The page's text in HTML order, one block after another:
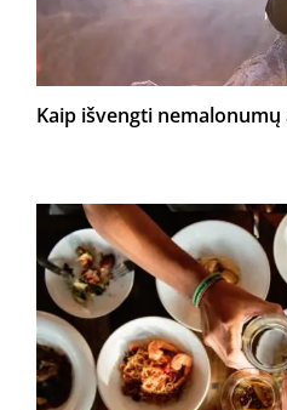
Kaip išvengti